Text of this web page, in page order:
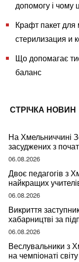
допомогу і чому
Крафт пакет
стерилизация и
Що допомагає
баланс
СТРІЧКА НОВИН
На Хмельниччині
засуджених з
06.08.2026
Двоє педагогів з
найкращих
06.08.2026
Викриття
хабарництві за
06.08.2026
Веслувальники з
на чемпіонаті світу